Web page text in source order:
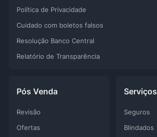
Política de Privacidade
Cuidado com boletos falsos
Resolução Banco Central
Relatório de Transparência
Serviços
Seguros
Blindados
Pós Venda
Revisão
Ofertas